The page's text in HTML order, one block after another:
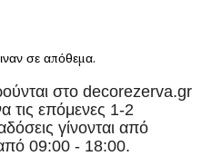
σε απόθεμα.
στο decorezerva.gr
τις επόμενες 1-2
γίνονται από
09:00 - 18:00.